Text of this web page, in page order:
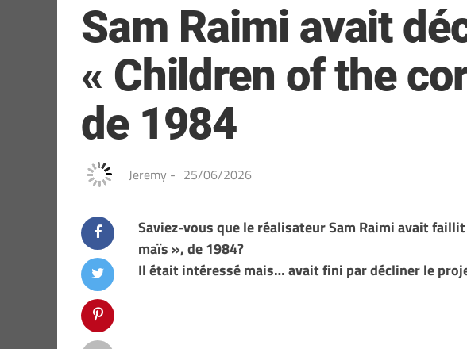
Sam Raimi avait
« Children of the
de 1984
Jeremy - 25/06/2026
Saviez-vous que le réalisateur Sam Raimi avait
maïs », de 1984?
Il était intéressé mais… avait fini par décliner le